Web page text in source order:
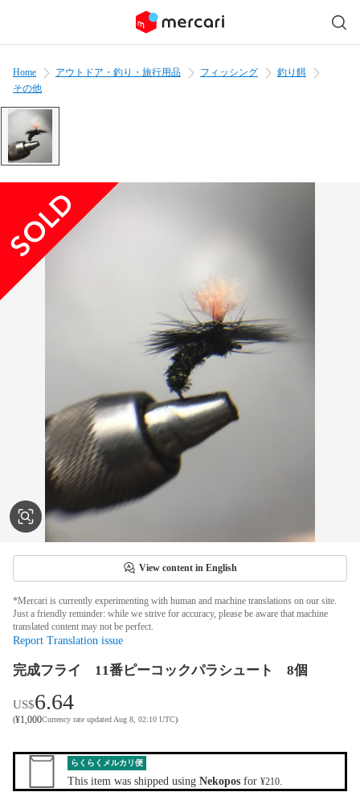
Home アウトドア・釣り・旅行用品 フィッシング
釣り餌
その他
View content in English
*Mercari is currently experimenting with human and machine translations on our site.
Just a friendly reminder: while we strive for accuracy, please be aware that machine
translated content may not be perfect.
Report Translation issue
完成フライ 11番ピーコックパラシュート 8個
US$6.64
(¥1,000Currency rate updated Aug 8, 02:10 UTC)
らくらくメルカリ便
This item was shipped using Nekopos for ¥210